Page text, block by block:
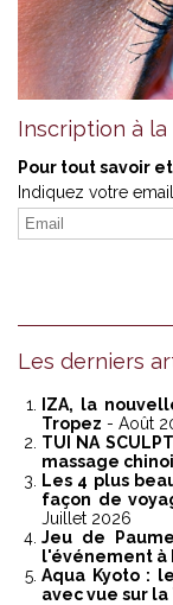
Inscription à
Pour tout savoir
Indiquez votre
Les derniers
IZA, la
Tropez - Août
TUI NA
massage
Les 4 plus
façon de
Juillet 2026
Jeu de
l'événement à
Aqua Kyoto :
avec vue sur la